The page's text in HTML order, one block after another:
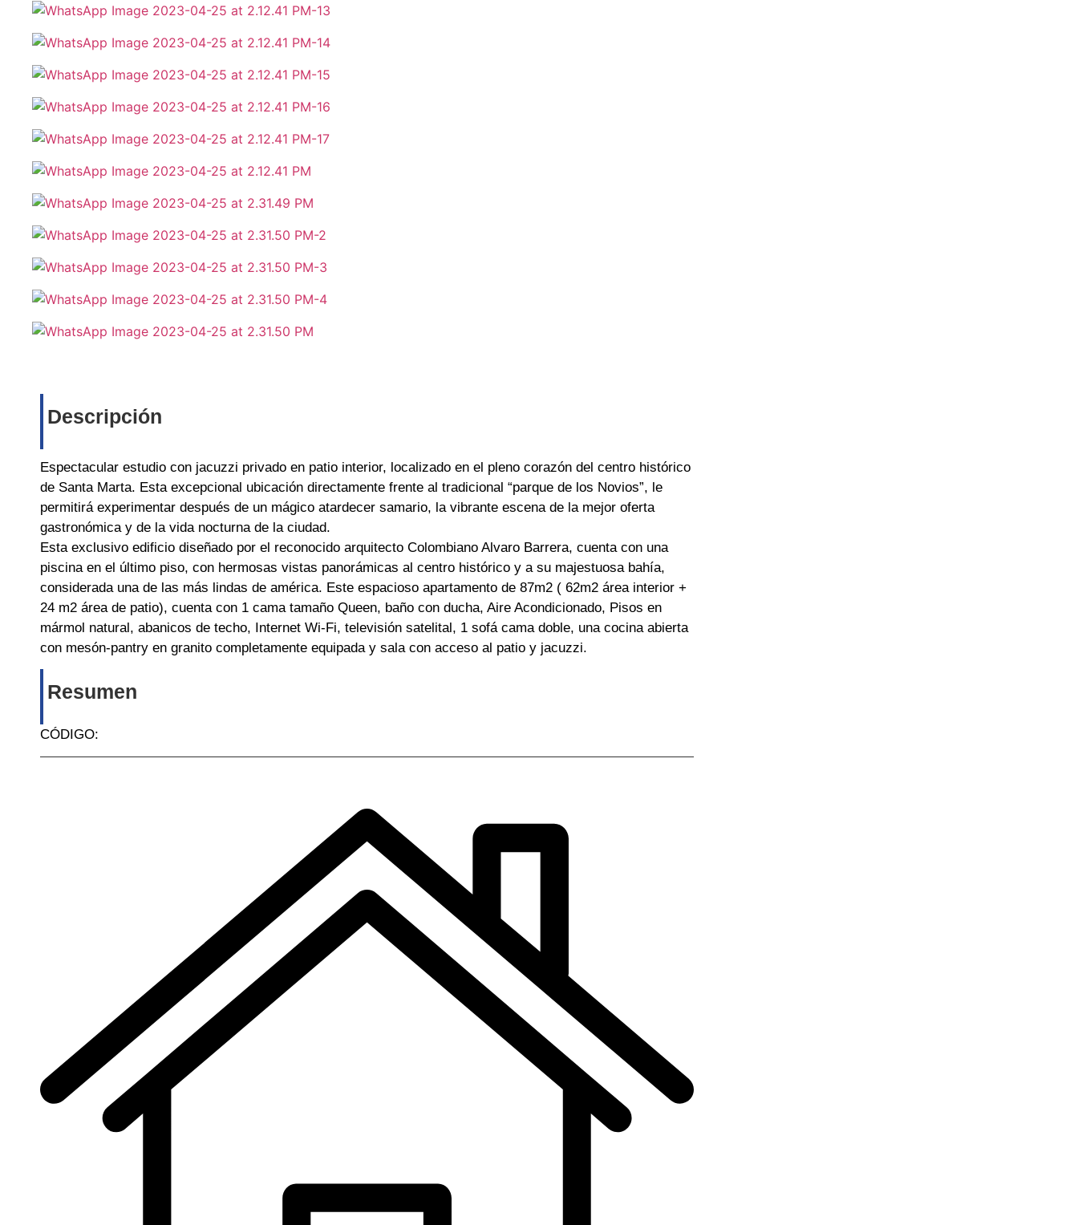
Descripción
Espectacular estudio con jacuzzi privado en patio interior, localizado en el pleno corazón del centro histórico
de Santa Marta. Esta excepcional ubicación directamente frente al tradicional “parque de los Novios”, le
permitirá experimentar después de un mágico atardecer samario, la vibrante escena de la mejor oferta
gastronómica y de la vida nocturna de la ciudad.
Esta exclusivo edificio diseñado por el reconocido arquitecto Colombiano Alvaro Barrera, cuenta con una
piscina en el último piso, con hermosas vistas panorámicas al centro histórico y a su majestuosa bahía,
considerada una de las más lindas de américa. Este espacioso apartamento de 87m2 ( 62m2 área interior +
24 m2 área de patio), cuenta con 1 cama tamaño Queen, baño con ducha, Aire Acondicionado, Pisos en
mármol natural, abanicos de techo, Internet Wi-Fi, televisión satelital, 1 sofá cama doble, una cocina abierta
con mesón-pantry en granito completamente equipada y sala con acceso al patio y jacuzzi.
Resumen
CÓDIGO: